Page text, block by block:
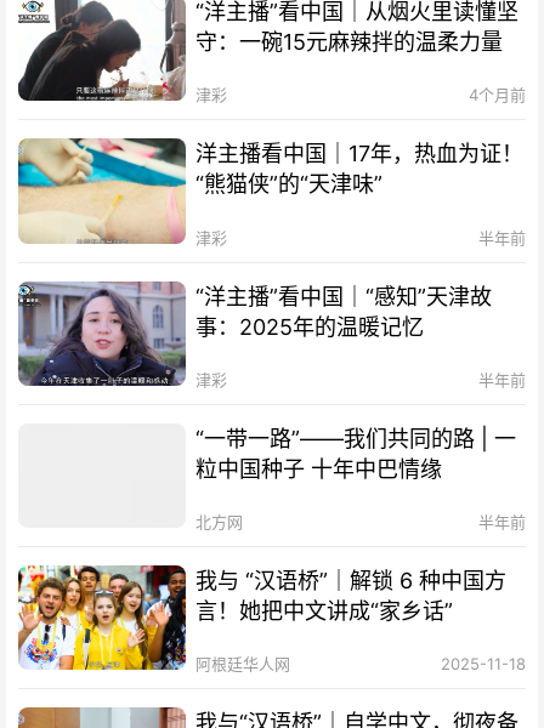
Cooperation, "Air Silk Road"
Connects Times Zones
“洋主播”看中国｜从烟火里读懂坚
守：一碗15元麻辣拌的温柔力量
津彩 4个月前
洋主播看中国｜17年，热血为证！
“熊猫侠”的“天津味”
津彩 半年前
“洋主播”看中国｜“感知”天津故
事：2025年的温暖记忆
津彩 半年前
“一带一路”——我们共同的路 | 一
粒中国种子 十年中巴情缘
北方网 半年前
我与 “汉语桥”｜解锁 6 种中国方
言！她把中文讲成“家乡话”
阿根廷华人网 2025-11-18
我与“汉语桥”｜自学中文，彻夜备